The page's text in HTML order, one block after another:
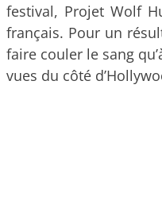
festival, Projet Wolf
français. Pour un
faire couler le sang
vues du côté